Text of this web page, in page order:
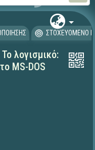
ΣΤΟΧΕΥΟΜΕΝΟ
λογισμικό:
MS-DOS